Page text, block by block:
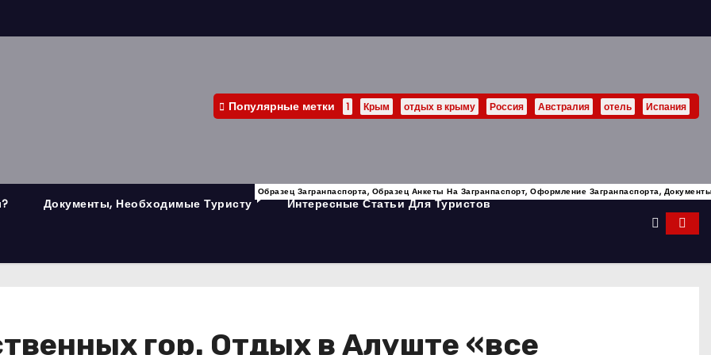
Популярные метки 1 Крым отдых в крыму Россия Австралия отель Испания
Документы, Необходимые Туристу
Образец Загранпаспорта, Образец Анкеты На Загранпаспорт, Оформление Загранпаспорта,
Интересные Статьи Для Туристов
гор. Отдых в Алуште «все